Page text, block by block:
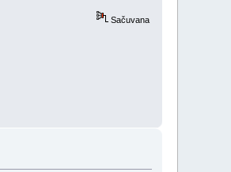
Sačuvana